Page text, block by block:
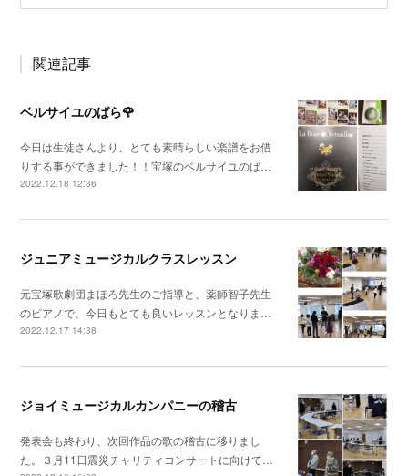
関連記事
ベルサイユのばら🌹
今日は生徒さんより、とても素晴らしい楽譜をお借
りする事ができました！！宝塚のベルサイユのば…
2022.12.18 12:36
ジュニアミュージカルクラスレッスン
元宝塚歌劇団まほろ先生のご指導と、薬師智子先生
のピアノで、今日もとても良いレッスンとなりま…
2022.12.17 14:38
ジョイミュージカルカンパニーの稽古
発表会も終わり、次回作品の歌の稽古に移りまし
た。３月11日震災チャリティコンサートに向けて…